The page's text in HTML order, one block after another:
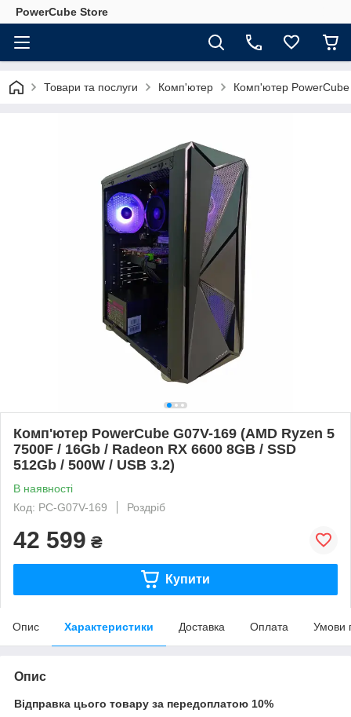
PowerCube Store
Товари та послуги Комп'ютер Комп'ютер
Комп'ютер PowerCube G07V-169 (AMD Ryzen 5
7500F / 16Gb / Radeon RX 6600 8GB / SSD
512Gb / 500W / USB 3.2)
В наявності
Код: PC-G07V-169
Роздріб
42 599 ₴
Купити
Опис Характеристики Доставка Оплата Умови
Опис
Відправка цього товару за передоплатою 10%